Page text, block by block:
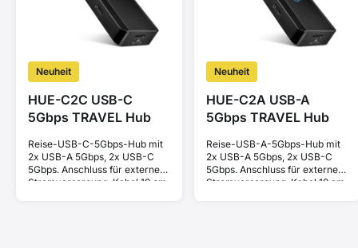
Neuheit
HUE-C2C USB-C
5Gbps TRAVEL Hub
Reise-USB-C-5Gbps-Hub mit
2x USB-A 5Gbps, 2x USB-C
5Gbps. Anschluss für externe
Stromversorgung. Kabel 19 cm.
Neuheit
HUE-C2A USB-A
5Gbps TRAVEL Hub
Reise-USB-A-5Gbps-Hub mit
2x USB-A 5Gbps, 2x USB-C
5Gbps. Anschluss für externe
Stromversorgung. Kabel 19 cm.